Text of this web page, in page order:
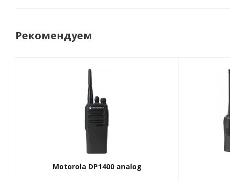
Рекомендуем
Motorola DP1400 analog